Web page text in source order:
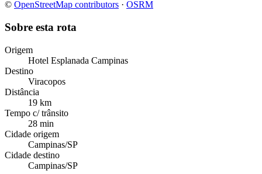
© OpenStreetMap contributors · OSRM
Sobre esta rota
Origem
Hotel Esplanada Campinas
Destino
Viracopos
Distância
19 km
Tempo c/ trânsito
28 min
Cidade origem
Campinas/SP
Cidade destino
Campinas/SP